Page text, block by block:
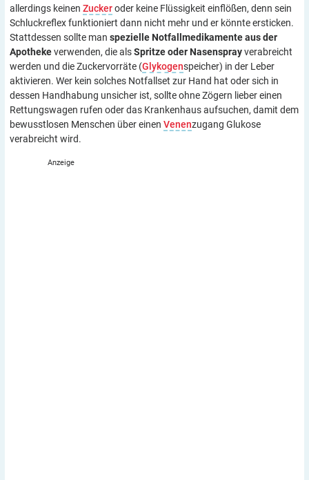
allerdings keinen Zuckeroder keine Flüssigkeit einflößen, denn sein
Schluckreflex funktioniert dann nicht mehr und er könnte ersticken.
Stattdessen sollte man spezielle Notfallmedikamente aus der
Apothekeverwenden, die alsSpritze oder Nasensprayverabreicht
werden und die Zuckervorräte (Glykogenspeicher) in der Leber
aktivieren. Wer kein solches Notfallset zur Hand hat oder sich in
dessen Handhabung unsicher ist, sollte ohne Zögern lieber einen
Rettungswagen rufen oder das Krankenhaus aufsuchen, damit dem
bewusstlosen Menschen über einen Venenzugang Glukose
verabreicht wird.